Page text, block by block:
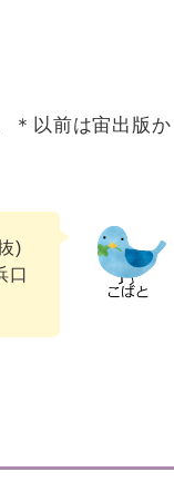
＊以前は宙出版か
)
口